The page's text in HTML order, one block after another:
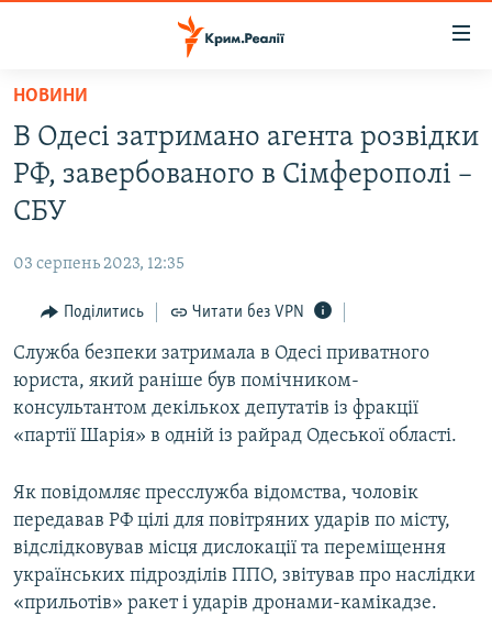
Перейти
основного
матеріалу
Перейти
до
основної
навігації
Перейти
пошуку
ВОДА.КРИМ
ВІДЕО ТА ФОТО
БЛОГИ
ПОГЛЯД
ІНТЕРВ'Ю
ВСЕ ЗА ДЕНЬ
СПЕЦПРОЕКТИ
ВІДЕОУРОКИ «ELIFBE»
СВІДЧЕННЯ ОКУПАЦІЇ
УКРАЇНСЬКА ПРОБЛЕМА КРИМУ
Русский
Qırımtatar
НОВИНИ
В Одесі затримано агента розвідки
РФ, завербованого в Сімферополі –
СБУ
03 серпень 2023, 12:35
Поділитись Читати без VPN
Служба безпеки затримала в Одесі приватного
юриста, який раніше був помічником-
консультантом декількох депутатів із фракції
«партії Шарія» в одній із райрад Одеської області.
Як повідомляє пресслужба відомства, чоловік
передавав РФ цілі для повітряних ударів по місту,
відслідковував місця дислокації та переміщення
українських підрозділів ППО, звітував про наслідки
«прильотів» ракет і ударів дронами-камікадзе.